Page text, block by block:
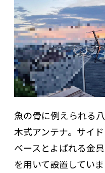
魚の骨に例えられる八
木式アンテナ。サイド
ベースとよばれる金具
を用いて設置していま